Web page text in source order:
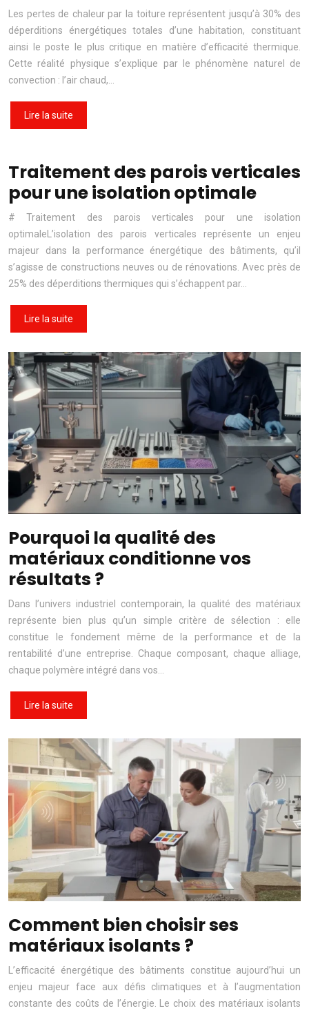
Les pertes de chaleur par la toiture représentent jusqu’à 30% des
déperditions énergétiques totales d’une habitation, constituant
ainsi le poste le plus critique en matière d’efficacité thermique.
Cette réalité physique s’explique par le phénomène naturel de
convection : l’air chaud,…
Lire la suite
Traitement des parois verticales
pour une isolation optimale
# Traitement des parois verticales pour une isolation
optimaleL’isolation des parois verticales représente un enjeu
majeur dans la performance énergétique des bâtiments, qu’il
s’agisse de constructions neuves ou de rénovations. Avec près de
25% des déperditions thermiques qui s’échappent par…
Lire la suite
Pourquoi la qualité des
matériaux conditionne vos
résultats ?
Dans l’univers industriel contemporain, la qualité des matériaux
représente bien plus qu’un simple critère de sélection : elle
constitue le fondement même de la performance et de la
rentabilité d’une entreprise. Chaque composant, chaque alliage,
chaque polymère intégré dans vos…
Lire la suite
Comment bien choisir ses
matériaux isolants ?
L’efficacité énergétique des bâtiments constitue aujourd’hui un
enjeu majeur face aux défis climatiques et à l’augmentation
constante des coûts de l’énergie. Le choix des matériaux isolants